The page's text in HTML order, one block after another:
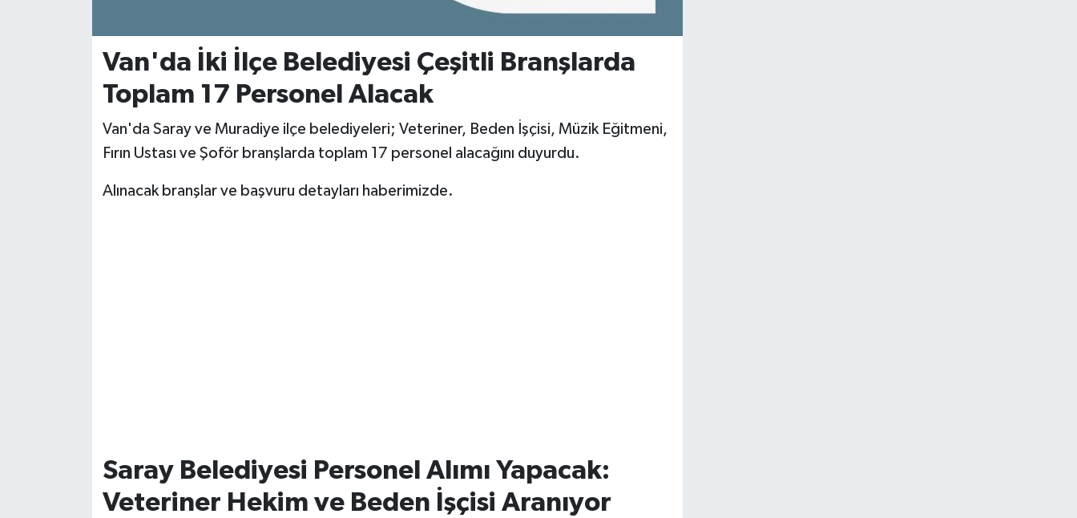
Van'da İki İlçe Belediyesi Çeşitli Branşlarda
Toplam 17 Personel Alacak
Van'da Saray ve Muradiye ilçe belediyeleri; Veteriner, Beden İşçisi, Müzik Eğitmeni,
Fırın Ustası ve Şoför branşlarda toplam 17 personel alacağını duyurdu.
Alınacak branşlar ve başvuru detayları haberimizde.
Saray Belediyesi Personel Alımı Yapacak:
Veteriner Hekim ve Beden İşçisi Aranıyor